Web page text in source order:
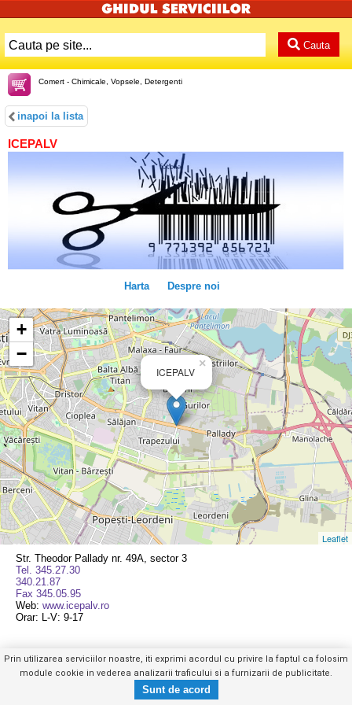
Cauta
Comert - Chimicale, Vopsele, Detergenti
inapoi la lista
ICEPALV
Harta Despre noi
ICEPALV
×
+
−
Leaflet
Str. Theodor Pallady nr. 49A, sector 3
Tel. 345.27.30
340.21.87
Fax 345.05.95
Web: www.icepalv.ro
Orar: L-V: 9-17
Trimite mesaj privat
Web|Anuntul Telefonic
Prin utilizarea serviciilor noastre, iti exprimi acordul cu privire la faptul ca folosim
module cookie in vederea analizarii traficului si a furnizarii de publicitate.